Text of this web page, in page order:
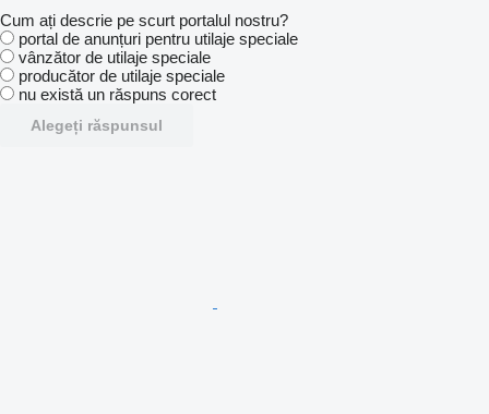
Cum ați descrie pe scurt portalul nostru?
portal de anunțuri pentru utilaje speciale
vânzător de utilaje speciale
producător de utilaje speciale
nu există un răspuns corect
Alegeți răspunsul